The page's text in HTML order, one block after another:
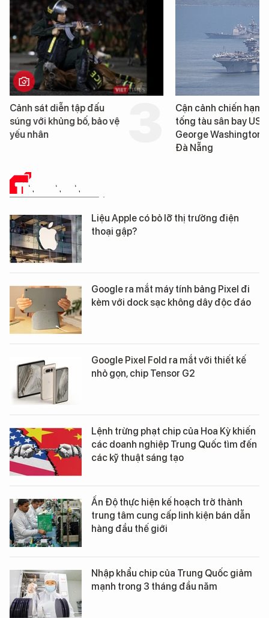
Cảnh sát diễn tập đấu
súng với khủng bố, bảo vệ
yếu nhân
Cận cảnh chiến hạm
tống tàu sân bay USS
George Washington
Đà Nẵng
TIN CÔNG NGHỆ
Liệu Apple có bỏ lỡ thị trường điện
thoại gập?
Google ra mắt máy tính bảng Pixel đi
kèm với dock sạc không dây độc đáo
Google Pixel Fold ra mắt với thiết kế
nhỏ gọn, chip Tensor G2
Lệnh trừng phạt chip của Hoa Kỳ khiến
các doanh nghiệp Trung Quốc tìm đến
các kỹ thuật sáng tạo
Ấn Độ thực hiện kế hoạch trở thành
trung tâm cung cấp linh kiện bán dẫn
hàng đầu thế giới
Nhập khẩu chip của Trung Quốc giảm
mạnh trong 3 tháng đầu năm